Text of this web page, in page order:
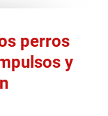
perros
y